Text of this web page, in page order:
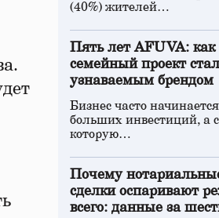
(40%) жителей…
Пять лет AFUVA: как
семейный проект стал
узнаваемым брендом
Бизнес часто
больших инвестиций, а
которую…
Почему
сделки оспаривают
всего: данные за